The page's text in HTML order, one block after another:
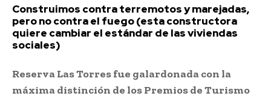
Construimos contra terremotos y marejadas,
pero no contra el fuego (esta constructora
quiere cambiar el estándar de las viviendas
sociales)
Reserva Las Torres fue galardonada con la
máxima distinción de los Premios de Turismo